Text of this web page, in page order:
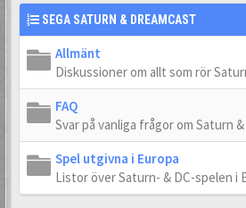
SEGA SATURN & DREAMCAST
Allmänt
Diskussioner om allt som rör
FAQ
Svar på vanliga frågor om Saturn &
Spel utgivna i Europa
Listor över Saturn- & DC-spelen i